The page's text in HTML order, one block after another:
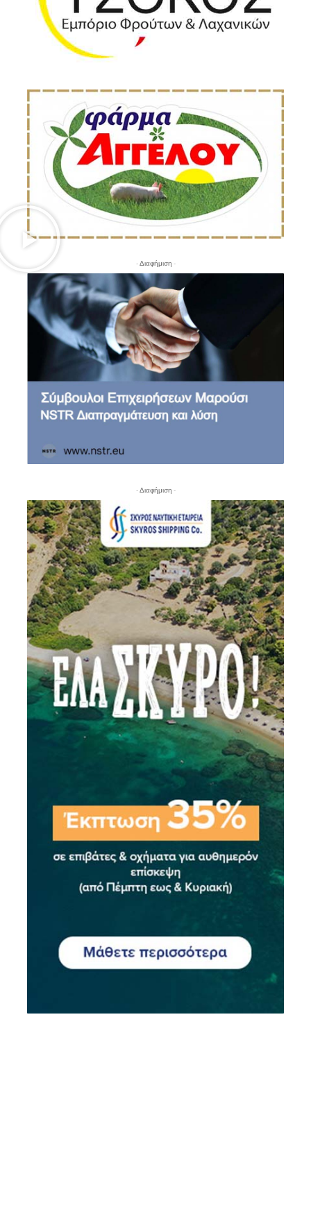
- Διαφήμιση -
- Διαφήμιση -